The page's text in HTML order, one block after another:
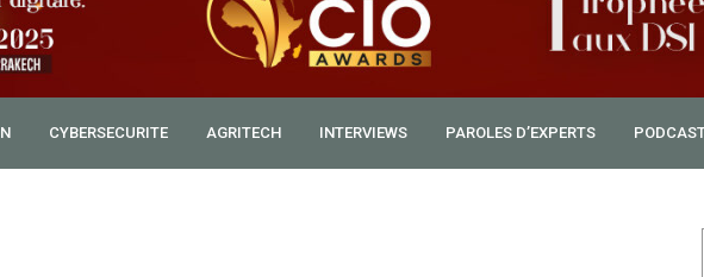
CYBERSECURITE AGRITECH INTERVIEWS PAROLES D’EXPERTS